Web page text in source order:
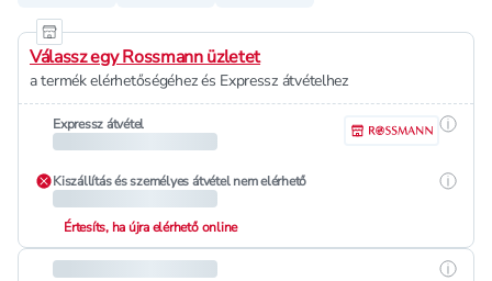
Válassz egy Rossmann üzletet
a termék elérhetőségéhez és Expressz átvételhez
Expressz átvétel
Kiszállítás és személyes átvétel nem elérhető
Értesíts, ha újra elérhető online